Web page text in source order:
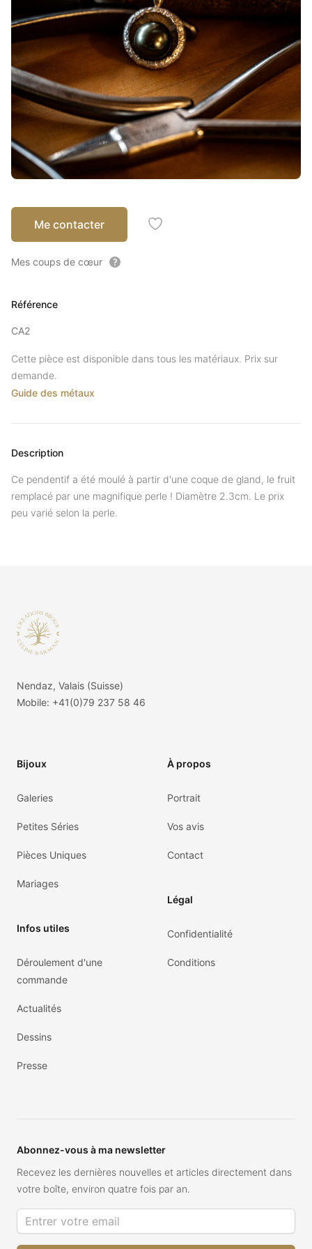
Me contacter Ajouter à mes coups de
Mes coups de cœur
Référence
CA2
Cette pièce est disponible dans tous les matériaux. Prix sur
demande.
Guide des métaux
Description
Ce pendentif a été moulé à partir d'une coque de gland, le fruit
remplacé par une magnifique perle ! Diamètre 2.3cm. Le prix
peu varié selon la perle.
Nendaz, Valais (Suisse)
Mobile: +41(0)79 237 58 46
Bijoux
Galeries
Petites Séries
Pièces Uniques
Mariages
Infos utiles
Déroulement d'une
commande
Actualités
Dessins
Presse
À propos
Portrait
Vos avis
Contact
Légal
Confidentialité
Conditions
Abonnez-vous à ma newsletter
Recevez les dernières nouvelles et articles directement dans
votre boîte, environ quatre fois par an.
Adresse de courriel